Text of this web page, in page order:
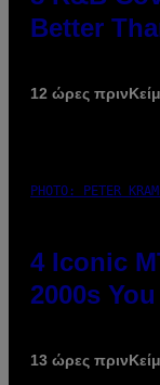
Better
12 ώρες πριν
PHOTO: PETER
4 Iconic
2000s
13 ώρες πριν